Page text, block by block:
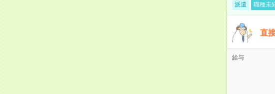
派遣 職種未
直
給与